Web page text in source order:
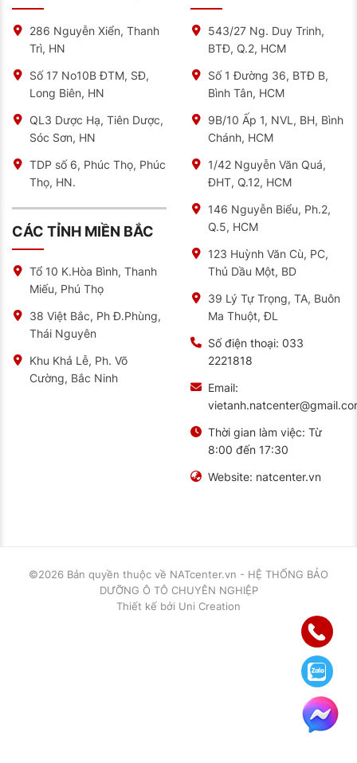
286 Nguyễn Xiển, Thanh
Trì, HN
Số 17 No10B ĐTM, SĐ,
Long Biên, HN
QL3 Dược Hạ, Tiên Dược,
Sóc Sơn, HN
TDP số 6, Phúc Thọ, Phúc
Thọ, HN.
CÁC TỈNH MIỀN BẮC
Tổ 10 K.Hòa Bình, Thanh
Miếu, Phú Thọ
38 Việt Bắc, Ph Đ.Phùng,
Thái Nguyên
Khu Khả Lễ, Ph. Võ
Cường, Bắc Ninh
543/27 Ng. Duy Trinh,
BTĐ, Q.2, HCM
Số 1 Đường 36, BTĐ B,
Bình Tân, HCM
9B/10 Ấp 1, NVL, BH, Bình
Chánh, HCM
1/42 Nguyễn Văn Quá,
ĐHT, Q.12, HCM
146 Nguyễn Biểu, Ph.2,
Q.5, HCM
123 Huỳnh Văn Cù, PC,
Thủ Dầu Một, BD
39 Lý Tự Trọng, TA, Buôn
Ma Thuột, ĐL
Số điện thoại: 033
2221818
Email:
Thời gian làm việc: Từ
8:00 đến 17:30
Website: natcenter.vn
©2026 Bản quyền thuộc về NATcenter.vn - HỆ THỐNG BẢO
DƯỠNG Ô TÔ CHUYÊN NGHIỆP
Thiết kế bởi Uni Creation